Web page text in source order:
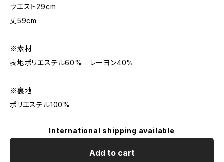
ウエスト29cm
丈59cm
※素材
表地ポリエステル60% レーヨン40%
※裏地
ポリエステル100%
International shipping available
Add to cart